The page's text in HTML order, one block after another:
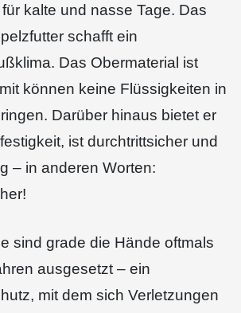
kalte und nasse Tage. Das
schafft ein
Das Obermaterial ist
können keine Flüssigkeiten in
Darüber hinaus bietet er
ist durchtrittsicher und
– in anderen Worten:
sind grade die Hände oftmals
ausgesetzt – ein
mit dem sich Verletzungen